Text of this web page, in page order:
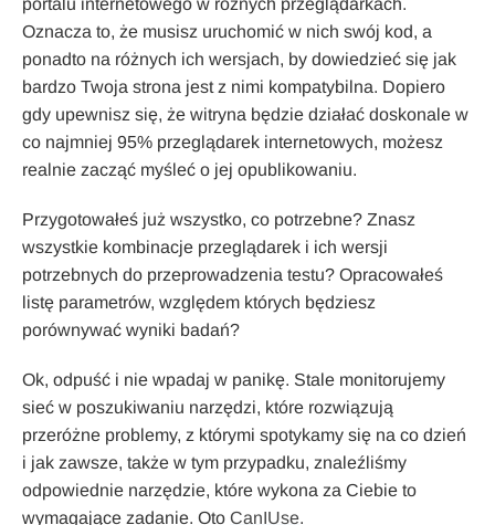
portalu internetowego w różnych przeglądarkach.
Oznacza to, że musisz uruchomić w nich swój kod, a
ponadto na różnych ich wersjach, by dowiedzieć się jak
bardzo Twoja strona jest z nimi kompatybilna. Dopiero
gdy upewnisz się, że witryna będzie działać doskonale w
co najmniej 95% przeglądarek internetowych, możesz
realnie zacząć myśleć o jej opublikowaniu.
Przygotowałeś już wszystko, co potrzebne? Znasz
wszystkie kombinacje przeglądarek i ich wersji
potrzebnych do przeprowadzenia testu? Opracowałeś
listę parametrów, względem których będziesz
porównywać wyniki badań?
Ok, odpuść i nie wpadaj w panikę. Stale monitorujemy
sieć w poszukiwaniu narzędzi, które rozwiązują
przeróżne problemy, z którymi spotykamy się na co dzień
i jak zawsze, także w tym przypadku, znaleźliśmy
odpowiednie narzędzie, które wykona za Ciebie to
wymagające zadanie. Oto CanIUse.